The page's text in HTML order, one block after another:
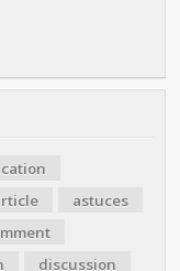
astuces
discussion